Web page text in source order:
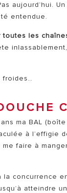
aujourd’hui.
entendue.
toutes les
froides…
ma BAL
à l’effigie
me faire à
la concurrence
atteindre